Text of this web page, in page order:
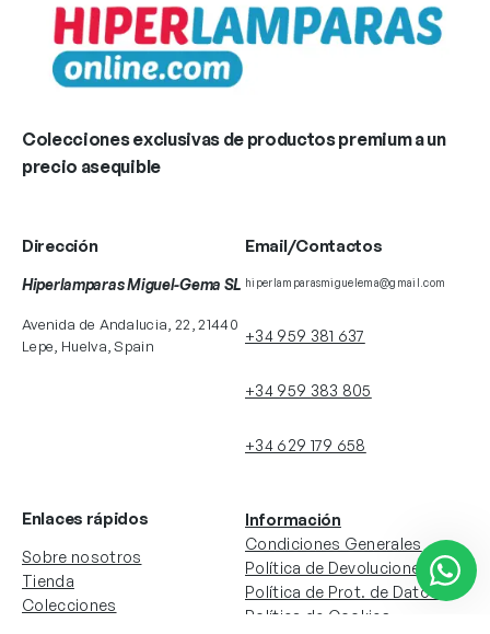
Colecciones exclusivas de productos premium a un
precio asequible
Dirección
Hiperlamparas Miguel-Gema SL
Avenida de Andalucia, 22, 21440
Lepe, Huelva, Spain
Email/Contactos
hiperlamparasmiguelema@gmail.com
+34 959 381 637
+34 959 383 805
+34 629 179 658
Enlaces rápidos
Sobre nosotros
Tienda
Colecciones
Información
Condiciones Generales
Política de Devoluciones
Política de Prot. de Datos
Política de Cookies